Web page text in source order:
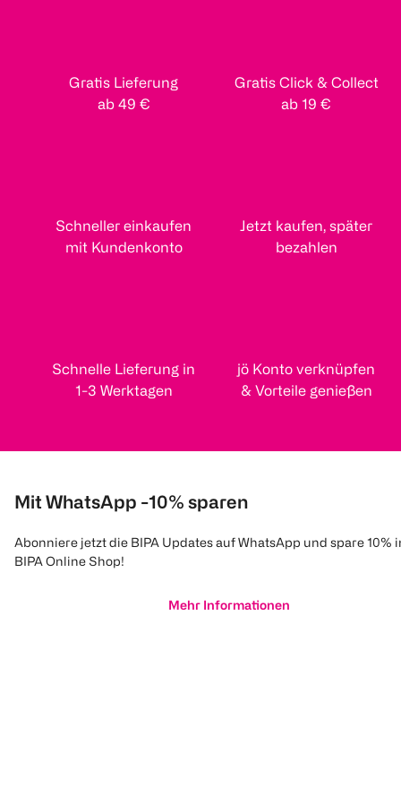
Gratis Lieferung
ab 49 €
Gratis Click & Collect
ab 19 €
Schneller einkaufen
mit Kundenkonto
Jetzt kaufen, später
bezahlen
Schnelle Lieferung in
1-3 Werktagen
jö Konto verknüpfen
& Vorteile genießen
Mit WhatsApp -10% sparen
Abonniere jetzt die BIPA Updates auf WhatsApp und spare 10%
BIPA Online Shop!
Mehr Informationen